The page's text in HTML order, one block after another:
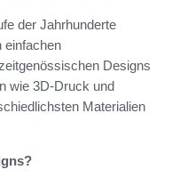
der Jahrhunderte
einfachen
Designs
wie 3D-Druck und
Materialien